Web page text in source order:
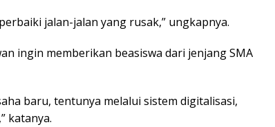
jalan-jalan yang rusak,” ungkapnya.
ingin memberikan beasiswa dari jenjang SMA
baru, tentunya melalui sistem digitalisasi,
katanya.